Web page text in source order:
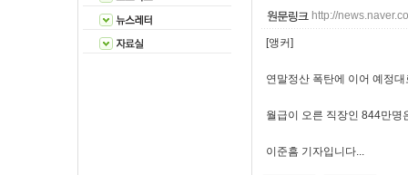
http://
[앵커]
연말정산 폭탄에 이어 예정
월급이 오른 직장인 844만명
이준흠 기자입니다...